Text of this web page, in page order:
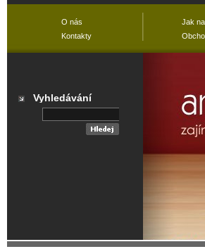
O nás
Kontakty
Jak
Vyhledávání